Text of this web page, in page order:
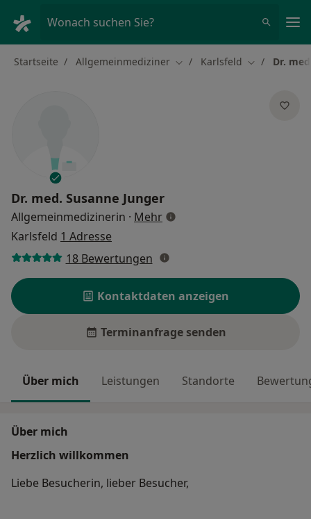
Wonach suchen Sie?
Startseite Allgemeinmediziner Stadt ändern
Karlsfeld Stadt ändern
Dr.
Dr. med. Susanne Junger
Allgemeinmedizinerin · Mehrüber Spezialisierungen
Karlsfeld 1 Adresse
18 Bewertungen
Kontaktdaten anzeigen
Terminanfrage senden
Über mich Leistungen Standorte
Über mich
Herzlich willkommen
Liebe Besucherin, lieber Besucher,